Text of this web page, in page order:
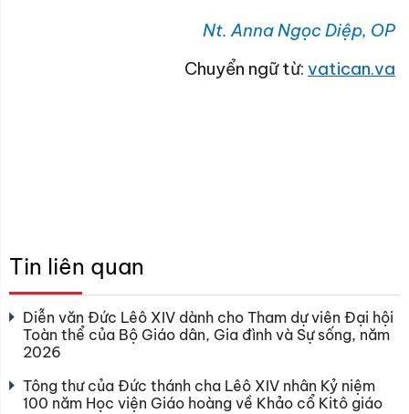
Nt. Anna Ngọc Diệp, OP
Chuyển ngữ từ: vatican.va
Tin liên quan
Diễn văn Đức Lêô XIV dành cho Tham dự viên Đại hội
Toàn thể của Bộ Giáo dân, Gia đình và Sự sống, năm
2026
Tông thư của Đức thánh cha Lêô XIV nhân Kỷ niệm
100 năm Học viện Giáo hoàng về Khảo cổ Kitô giáo